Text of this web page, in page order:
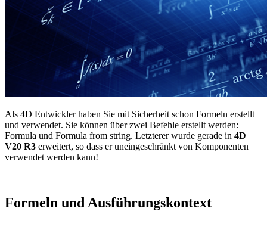
Als 4D Entwickler haben Sie mit Sicherheit schon Formeln erstellt
und verwendet. Sie können über zwei Befehle erstellt werden:
Formula und Formula from string. Letzterer wurde gerade in 4D
V20 R3 erweitert, so dass er uneingeschränkt von Komponenten
verwendet werden kann!
Formeln und Ausführungskontext